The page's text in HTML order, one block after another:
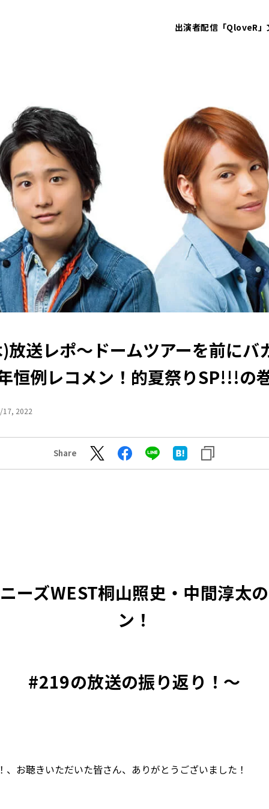
出演者配信「QloveR」
送レポ〜ドームツアーを前にバ
恒例レコメン！的夏祭りSP!!!の
17, 2022
Share
ーズWEST桐山照史・中間淳太
ン！
#219の放送の振り返り！〜
、お聴きいただいた皆さん、ありがとうございました！